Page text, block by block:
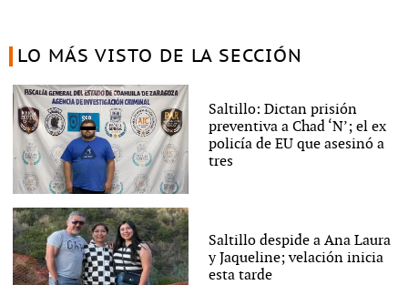
LO MÁS VISTO DE LA SECCIÓN
Saltillo: Dictan prisión
preventiva a Chad ‘N’; el ex
policía de EU que asesinó a
tres
Saltillo despide a Ana Laura
y Jaqueline; velación inicia
esta tarde